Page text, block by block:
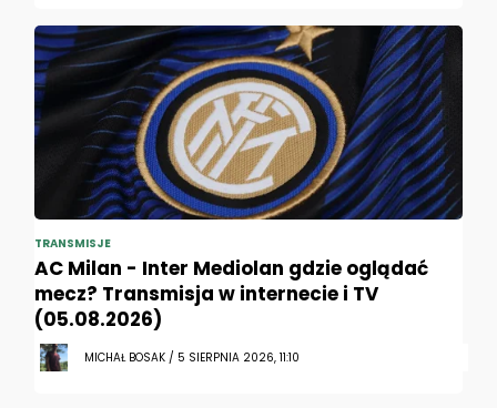
TRANSMISJE
AC Milan - Inter Mediolan gdzie oglądać
mecz? Transmisja w internecie i TV
(05.08.2026)
MICHAŁ BOSAK / 5 SIERPNIA 2026, 11:10